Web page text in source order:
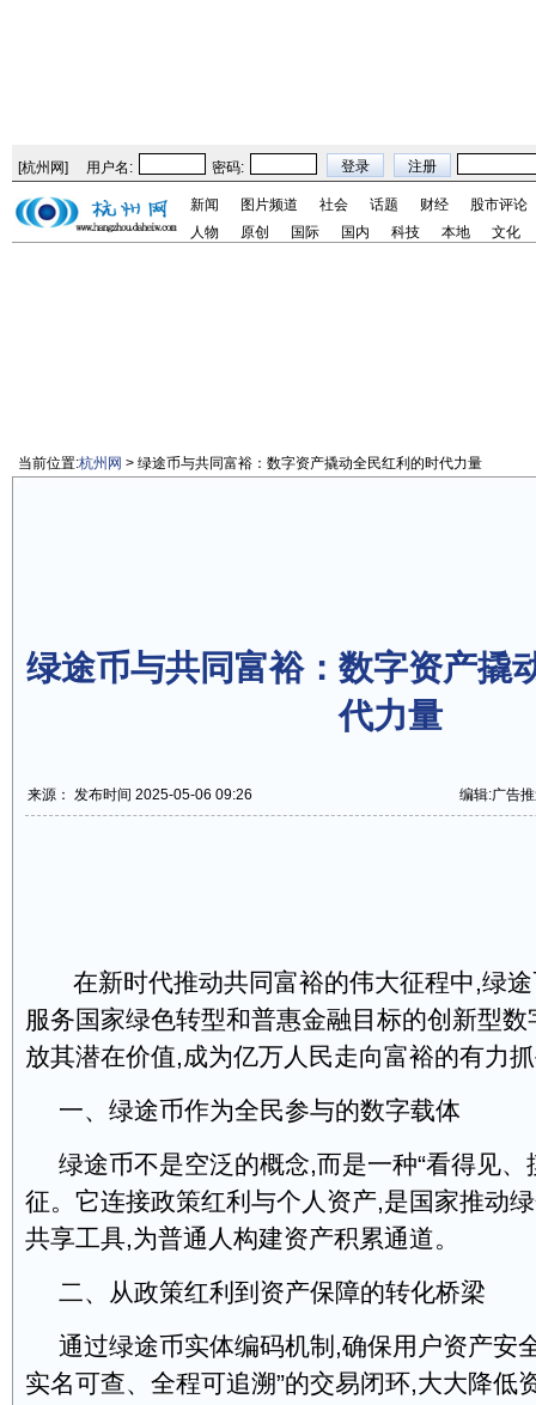
[杭州网] 用户名: 密码:
新闻 图片频道 社会 话题 财经
股市评论
人物
原创 国际 国内 科技 本地 文化
当前位置:杭州网 > 绿途币与共同富裕：数字资产撬动全民红利的时代力量
绿途币与共同富裕：数字资产撬
代力量
来源： 发布时间 2025-05-06 09:26 编辑:广告
在新时代推动共同富裕的伟大征程中,绿
服务国家绿色转型和普惠金融目标的创新型
放其潜在价值,成为亿万人民走向富裕的有力
一、绿途币作为全民参与的数字载体
绿途币不是空泛的概念,而是一种“看得见、
征。它连接政策红利与个人资产,是国家推动
共享工具,为普通人构建资产积累通道。
二、从政策红利到资产保障的转化桥梁
通过绿途币实体编码机制,确保用户资产安
实名可查、全程可追溯”的交易闭环,大大降低